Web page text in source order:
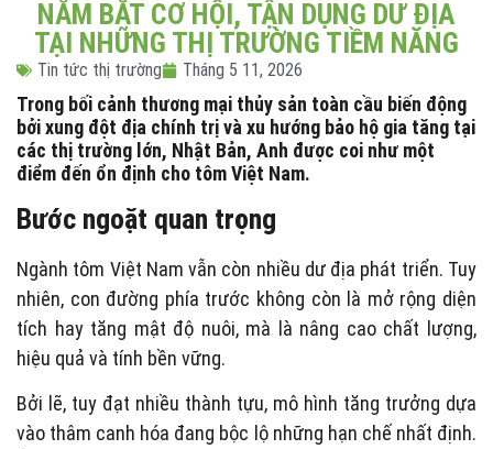
NẮM BẮT CƠ HỘI, TẬN DỤNG DƯ ĐỊA
TẠI NHỮNG THỊ TRƯỜNG TIỀM NĂNG
Tin tức thị trường Tháng 5 11, 2026
Trong bối cảnh thương mại thủy sản toàn cầu biến động
bởi xung đột địa chính trị và xu hướng bảo hộ gia tăng tại
các thị trường lớn, Nhật Bản, Anh được coi như một
điểm đến ổn định cho tôm Việt Nam.
Bước ngoặt quan trọng
Ngành tôm Việt Nam vẫn còn nhiều dư địa phát triển. Tuy
nhiên, con đường phía trước không còn là mở rộng diện
tích hay tăng mật độ nuôi, mà là nâng cao chất lượng,
hiệu quả và tính bền vững.
Bởi lẽ, tuy đạt nhiều thành tựu, mô hình tăng trưởng dựa
vào thâm canh hóa đang bộc lộ những hạn chế nhất định.